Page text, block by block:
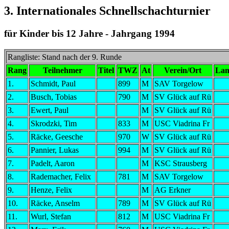
3. Internationales Schnellschachturnier
für Kinder bis 12 Jahre - Jahrgang 1994
Rangliste: Stand nach der 9. Runde
Rang
Teilnehmer Titel TWZ At Verein/Ort
1.
Schmidt, Paul 899 M
SAV Torgelow
2.
Busch, Tobias 790 M
SV Glück auf Rü
3.
Ewert, Paul M
SV Glück auf Rü
4.
Skrodzki, Tim 833 M
USC Viadrina Fr
5.
Räcke, Geesche 970 W
SV Glück auf Rü
6.
Pannier, Lukas 994 M
SV Glück auf Rü
7.
Padelt, Aaron M
KSC Strausberg
8.
Rademacher, Felix 781 M
SAV Torgelow
9.
Henze, Felix M
AG Erkner
10.
Räcke, Anselm 789 M
SV Glück auf Rü
11.
Wurl, Stefan 812 M
USC Viadrina Fr